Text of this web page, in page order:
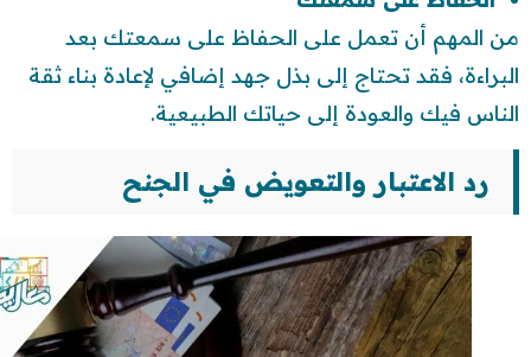
من المهم أن تعمل على الحفاظ على سمعتك بعد
البراءة، فقد تحتاج إلى بذل جهد إضافي لإعادة بناء ثقة
الناس فيك والعودة إلى حياتك الطبيعية.
رد الاعتبار والتعويض في الجنح